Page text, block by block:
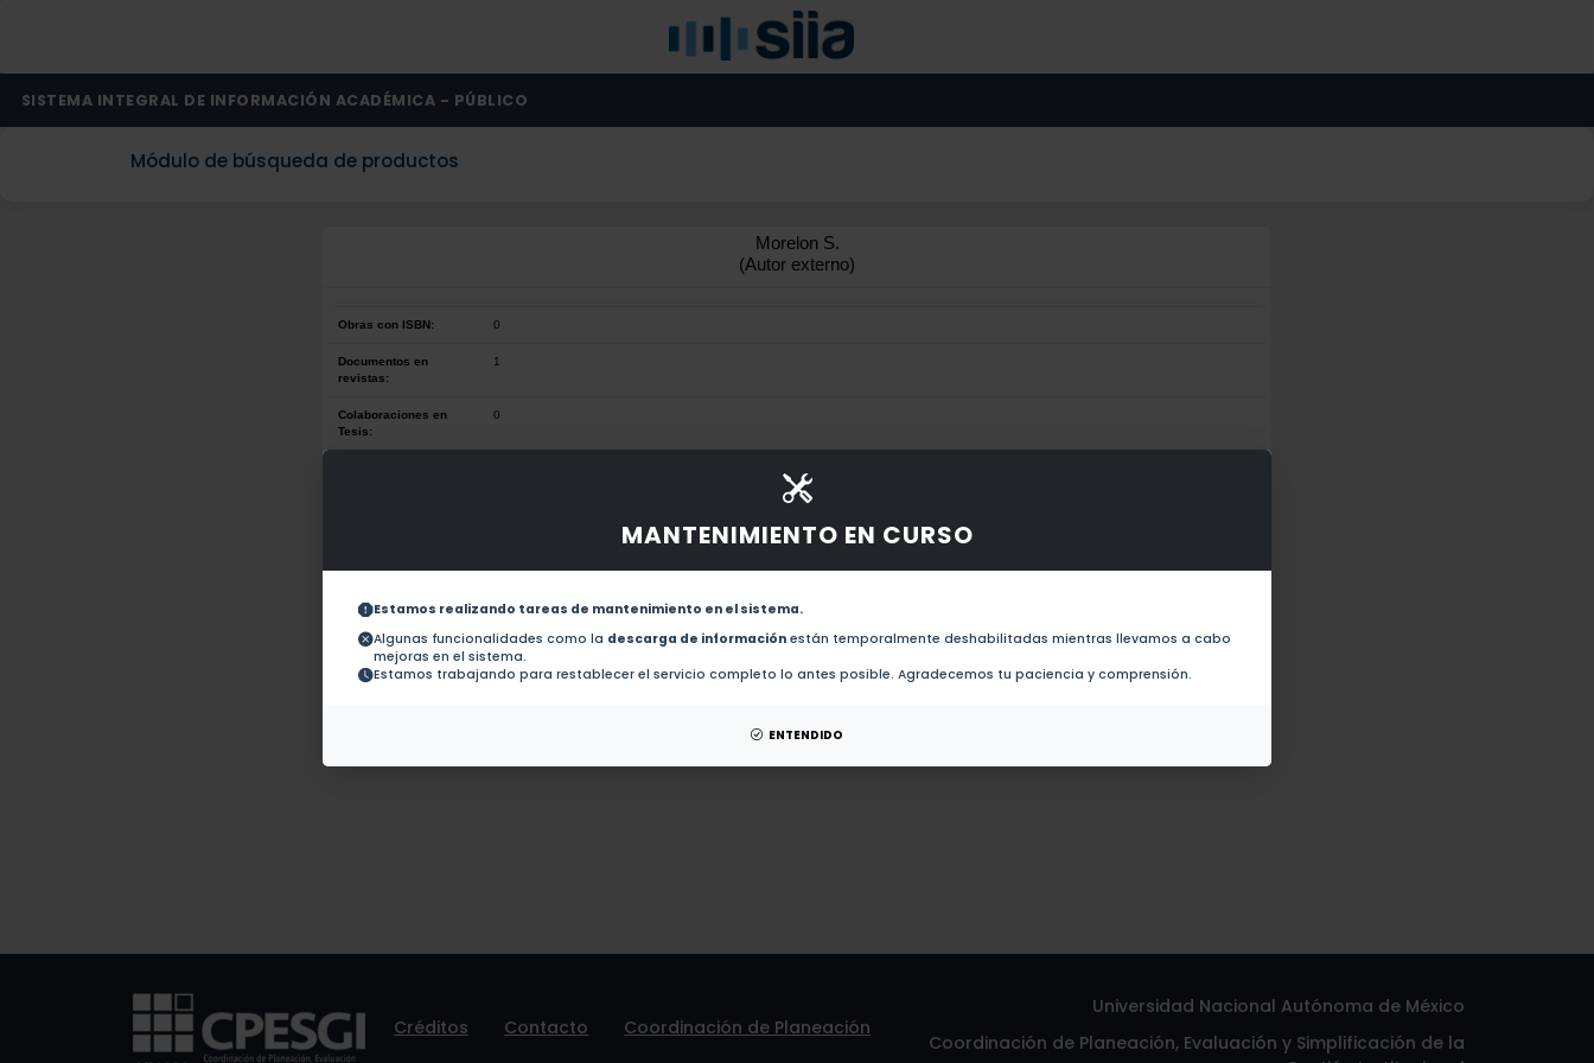
MANTENIMIENTO EN CURSO
Estamos realizando tareas de mantenimiento en el sistema.
Algunas funcionalidades como la descarga de información están temporalmente deshabilitadas mientras llevamos a cabo
mejoras en el sistema.
Estamos trabajando para restablecer el servicio completo lo antes posible. Agradecemos tu paciencia y comprensión.
ENTENDIDO
SISTEMA INTEGRAL DE INFORMACIÓN ACADÉMICA - PÚBLICO
Módulo de búsqueda de productos
Morelon S.
(Autor externo)
Obras con ISBN: 0
Documentos en
revistas:
1
Colaboraciones en
Tesis:
0
No hay obras de este autor.
Colaboraciones en
Tesis:
No hay tesis de este autor.
Créditos Contacto Coordinación de Planeación
Universidad Nacional Autónoma de México
Coordinación de Planeación, Evaluación y Simplificación de la